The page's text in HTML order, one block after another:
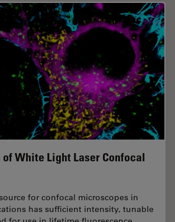
White Light Laser Confocal
for confocal microscopes in
has sufficient intensity, tunable